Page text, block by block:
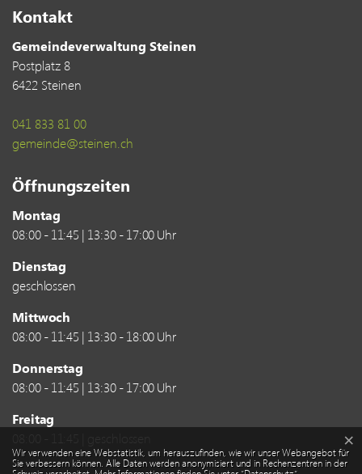
Kontakt
Gemeindeverwaltung Steinen
Postplatz 8
6422 Steinen
041 833 81 00
gemeinde@steinen.ch
Öffnungszeiten
Montag
08:00 - 11:45 | 13:30 - 17:00 Uhr
Dienstag
geschlossen
Mittwoch
08:00 - 11:45 | 13:30 - 18:00 Uhr
Donnerstag
08:00 - 11:45 | 13:30 - 17:00 Uhr
Freitag
Webstatistik
Wir verwenden eine Webstatistik, um herauszufinden, wie wir unser Webangebot für
Sie verbessern können. Alle Daten werden anonymisiert und in Rechenzentren in der
×